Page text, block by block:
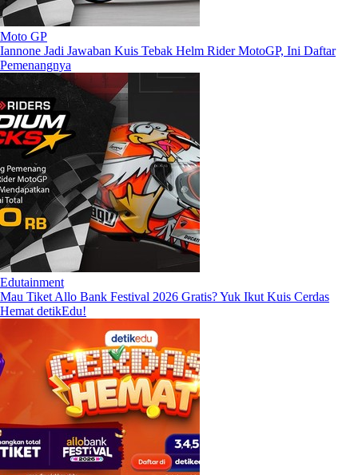
Moto GP
Iannone Jadi Jawaban Kuis Tebak Helm Rider MotoGP, Ini Daftar
Pemenangnya
Edutainment
Mau Tiket Allo Bank Festival 2026 Gratis? Yuk Ikut Kuis Cerdas
Hemat detikEdu!